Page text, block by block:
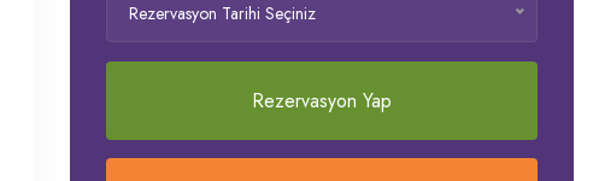
Rezervasyon Tarihi Seçiniz
Rezervasyon Yap